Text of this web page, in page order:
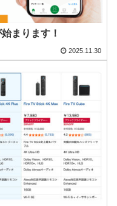
まります！
2025.11.30